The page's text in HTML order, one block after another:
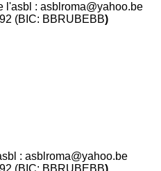
l'asbl : asblroma@yahoo.be
(BIC: BBRUBEBB)
: asblroma@yahoo.be
(BIC: BBRUBEBB)